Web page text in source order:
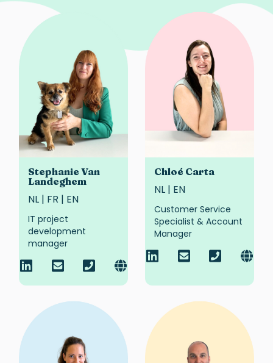
Stephanie Van
Landeghem
NL | FR | EN
IT project
development
manager
Chloé Carta
NL | EN
Customer Service
Specialist & Account
Manager